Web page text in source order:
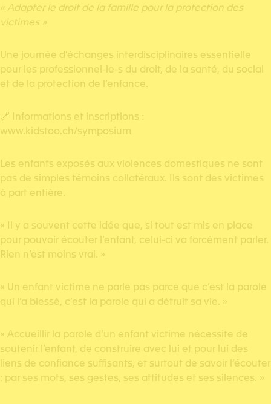
« Adapter le droit de la famille pour la protection des
victimes »
Une journée d’échanges interdisciplinaires essentielle
pour les professionnel-le-s du droit, de la santé, du social
et de la protection de l’enfance.
🔗 Informations et inscriptions :
www.kidstoo.ch/symposium
Les enfants exposés aux violences domestiques ne sont
pas de simples témoins collatéraux. Ils sont des victimes
à part entière.
« Il y a souvent cette idée que, si tout est mis en place
pour pouvoir écouter l’enfant, celui-ci va forcément parler.
Rien n’est moins vrai. »
« Un enfant victime ne parle pas parce que c’est la parole
qui l’a blessé, c’est la parole qui a détruit sa vie. »
« Accueillir la parole d’un enfant victime nécessite de
soutenir l’enfant, de construire avec lui et pour lui des
liens de confiance suffisants, et surtout de savoir l’écouter
: par ses mots, ses gestes, ses attitudes et ses silences. »